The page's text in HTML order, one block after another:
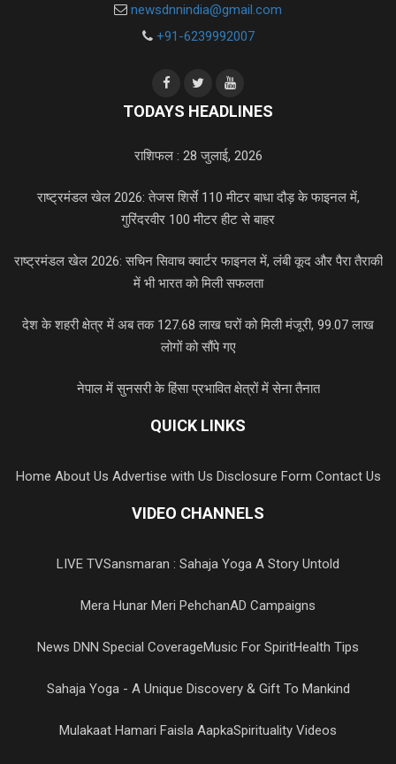
newsdnnindia@gmail.com
+91-6239992007
TODAYS HEADLINES
राशिफल : 28 जुलाई, 2026
राष्ट्रमंडल खेल 2026: तेजस शिर्से 110 मीटर बाधा दौड़ के फाइनल में,
गुरिंदरवीर 100 मीटर हीट से बाहर
राष्ट्रमंडल खेल 2026: सचिन सिवाच क्वार्टर फाइनल में, लंबी कूद और पैरा तैराकी
में भी भारत को मिली सफलता
देश के शहरी क्षेत्र में अब तक 127.68 लाख घरों को मिली मंजूरी, 99.07 लाख
लोगों को सौंपे गए
नेपाल में सुनसरी के हिंसा प्रभावित क्षेत्रों में सेना तैनात
QUICK LINKS
Home About Us Advertise with Us Disclosure Form Contact Us
VIDEO CHANNELS
LIVE TVSansmaran : Sahaja Yoga A Story Untold
Mera Hunar Meri PehchanAD Campaigns
News DNN Special CoverageMusic For SpiritHealth Tips
Sahaja Yoga - A Unique Discovery & Gift To Mankind
Mulakaat Hamari Faisla AapkaSpirituality Videos